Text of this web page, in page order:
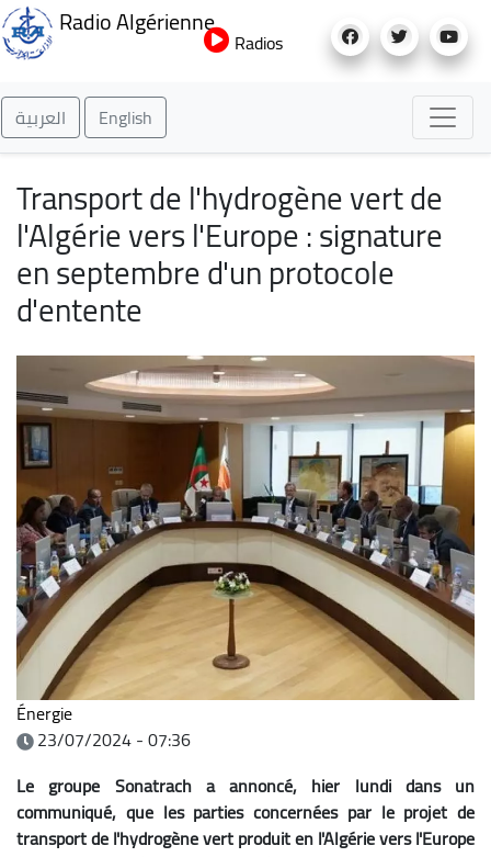
au
Radio Algérienne
Radios
العربية English
Transport de l'hydrogène vert de
l'Algérie vers l'Europe : signature
en septembre d'un protocole
d'entente
Énergie
23/07/2024 - 07:36
Le groupe Sonatrach a annoncé, hier lundi dans un
communiqué, que les parties concernées par le projet de
transport de l'hydrogène vert produit en l'Algérie vers l'Europe